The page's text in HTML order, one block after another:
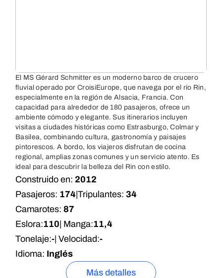
El MS Gérard Schmitter es un moderno barco de crucero
fluvial operado por CroisiEurope, que navega por el río Rin,
especialmente en la región de Alsacia, Francia. Con
capacidad para alrededor de 180 pasajeros, ofrece un
ambiente cómodo y elegante. Sus itinerarios incluyen
visitas a ciudades históricas como Estrasburgo, Colmar y
Basilea, combinando cultura, gastronomía y paisajes
pintorescos. A bordo, los viajeros disfrutan de cocina
regional, amplias zonas comunes y un servicio atento. Es
ideal para descubrir la belleza del Rin con estilo.
Construido en: 2012
Pasajeros: 174 Tripulantes: 34
Camarotes: 87
Eslora:110 | Manga:11,4
Tonelaje:- | Velocidad:-
Idioma: Inglés
Más detalles